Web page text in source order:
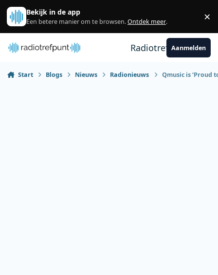
Spring naar bijdragen
Bekijk in de app
Een betere manier om te browsen.Ontdek meer. ×
RadiotrefpuntAanmelden
Start Blogs Nieuws Radionieuws Qmusic is ‘Proud